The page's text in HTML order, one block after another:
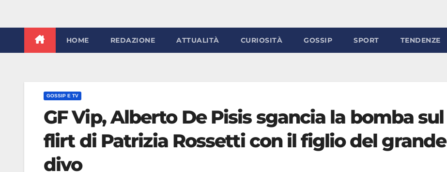
HOME REDAZIONE ATTUALITÀ CURIOSITÀ GOSSIP SPORT TENDENZE
GOSSIP E TV
GF Vip, Alberto De Pisis sgancia la bomba sul
flirt di Patrizia Rossetti con il figlio del grande
divo